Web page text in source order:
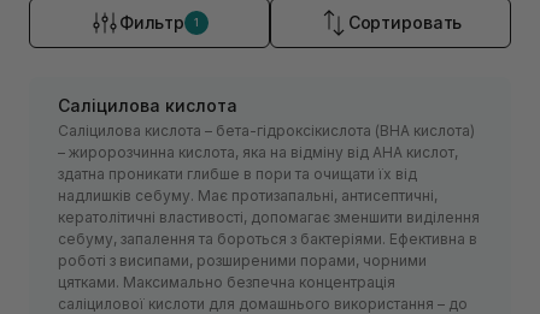
Фильтр 1 Сортировать
Саліцилова кислота
Саліцилова кислота – бета-гідроксікислота (ВНА кислота)
– жиророзчинна кислота, яка на відміну від АНА кислот,
здатна проникати глибше в пори та очищати їх від
надлишків себуму. Має протизапальні, антисептичні,
кератолітичні властивості, допомагає зменшити виділення
себуму, запалення та бороться з бактеріями. Ефективна в
роботі з висипами, розширеними порами, чорними
цятками. Максимально безпечна концентрація
саліцилової кислоти для домашнього використання – до